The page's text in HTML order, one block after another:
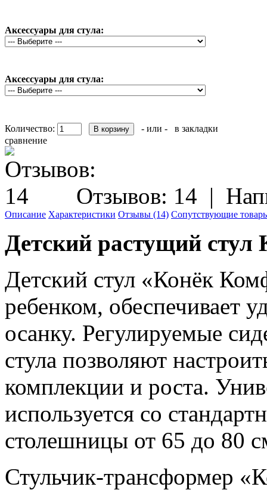
Аксессуары для стула:
Аксессуары для стула:
Количество: - или -
в закладки
сравнение
Отзывов: 14 |
Описание Характеристики Отзывы (14) Сопутствующие
Детский растущий
Детский стул «Конёк
ребенком, обеспечивает
осанку. Регулируемые
стула позволяют
комплекции и роста.
используется со
столешницы от 65 до 80
Стульчик-трансформер